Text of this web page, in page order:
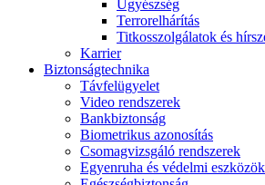
Ügyészség
Terrorelhárítás
Titkosszolgálatok és
Karrier
Biztonságtechnika
Távfelügyelet
Video rendszerek
Bankbiztonság
Biometrikus azonosítás
Csomagvizsgáló rendszerek
Egyenruha és védelmi eszközök